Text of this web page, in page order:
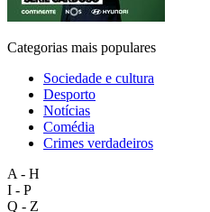
Categorias mais populares
Sociedade e cultura
Desporto
Notícias
Comédia
Crimes verdadeiros
A - H
I - P
Q - Z